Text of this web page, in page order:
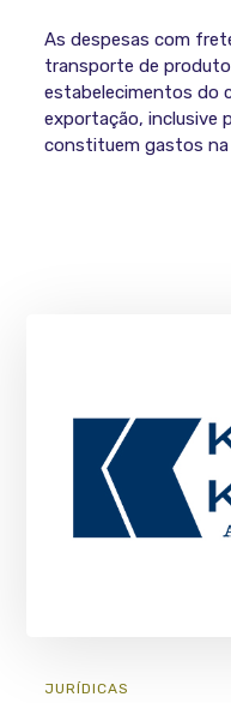
As despesas com
transporte de
estabelecimentos do
exportação, inclusive
constituem gastos na
JURÍ­DICAS